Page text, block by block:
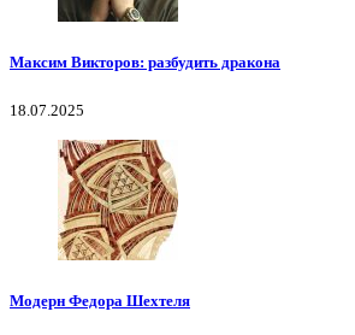
Максим Викторов: разбудить дракона
18.07.2025
Модерн Федора Шехтеля